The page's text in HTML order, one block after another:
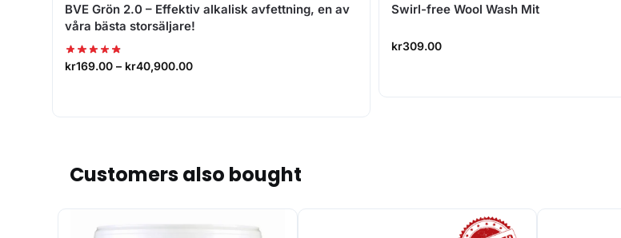
BVE Grön 2.0 – Effektiv alkalisk avfettning, en av
våra bästa storsäljare!
kr169.00 – kr40,900.00
Swirl-free Wool Wash Mit
kr309.00
Customers also bought